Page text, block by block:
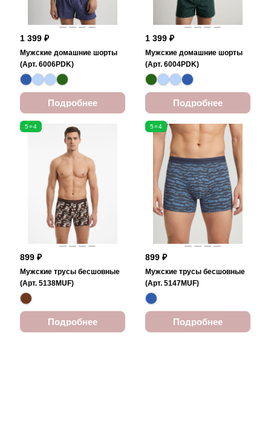
1 399 ₽
Мужские домашние шорты
(Арт. 6006PDK)
Подробнее
1 399 ₽
Мужские домашние шорты
(Арт. 6004PDK)
Подробнее
5=4
899 ₽
Мужские трусы бесшовные
(Арт. 5138MUF)
Подробнее
5=4
899 ₽
Мужские трусы бесшовные
(Арт. 5147MUF)
Подробнее